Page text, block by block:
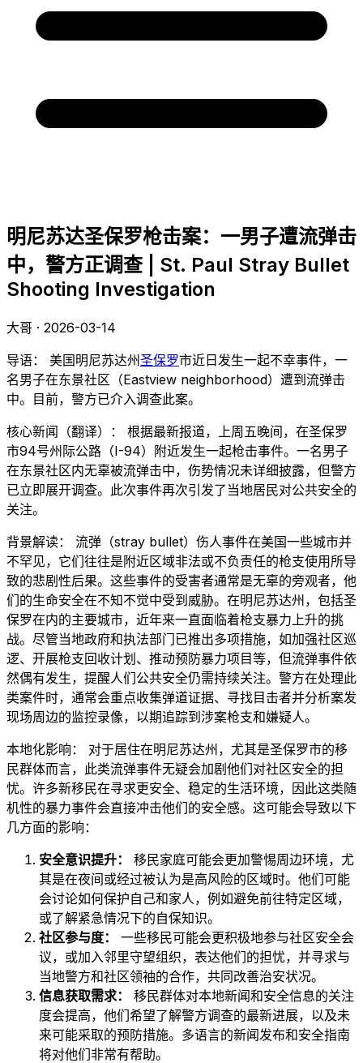
明尼苏达圣保罗枪击案：一男子遭流弹击
中，警方正调查 | St. Paul Stray Bullet
Shooting Investigation
大哥 · 2026-03-14
导语： 美国明尼苏达州圣保罗市近日发生一起不幸事件，一
名男子在东景社区（Eastview neighborhood）遭到流弹击
中。目前，警方已介入调查此案。
核心新闻（翻译）： 根据最新报道，上周五晚间，在圣保罗
市94号州际公路（I-94）附近发生一起枪击事件。一名男子
在东景社区内无辜被流弹击中，伤势情况未详细披露，但警方
已立即展开调查。此次事件再次引发了当地居民对公共安全的
关注。
背景解读： 流弹（stray bullet）伤人事件在美国一些城市并
不罕见，它们往往是附近区域非法或不负责任的枪支使用所导
致的悲剧性后果。这些事件的受害者通常是无辜的旁观者，他
们的生命安全在不知不觉中受到威胁。在明尼苏达州，包括圣
保罗在内的主要城市，近年来一直面临着枪支暴力上升的挑
战。尽管当地政府和执法部门已推出多项措施，如加强社区巡
逻、开展枪支回收计划、推动预防暴力项目等，但流弹事件依
然偶有发生，提醒人们公共安全仍需持续关注。警方在处理此
类案件时，通常会重点收集弹道证据、寻找目击者并分析案发
现场周边的监控录像，以期追踪到涉案枪支和嫌疑人。
本地化影响： 对于居住在明尼苏达州，尤其是圣保罗市的移
民群体而言，此类流弹事件无疑会加剧他们对社区安全的担
忧。许多新移民在寻求更安全、稳定的生活环境，因此这类随
机性的暴力事件会直接冲击他们的安全感。这可能会导致以下
几方面的影响：
安全意识提升：
移民家庭可能会更加警惕周边环境，尤
其是在夜间或经过被认为是高风险的区域时。他们可能
会讨论如何保护自己和家人，例如避免前往特定区域，
或了解紧急情况下的自保知识。
社区参与度：
一些移民可能会更积极地参与社区安全会
议，或加入邻里守望组织，表达他们的担忧，并寻求与
当地警方和社区领袖的合作，共同改善治安状况。
信息获取需求：
移民群体对本地新闻和安全信息的关注
度会提高，他们希望了解警方调查的最新进展，以及未
来可能采取的预防措施。多语言的新闻发布和安全指南
将对他们非常有帮助。